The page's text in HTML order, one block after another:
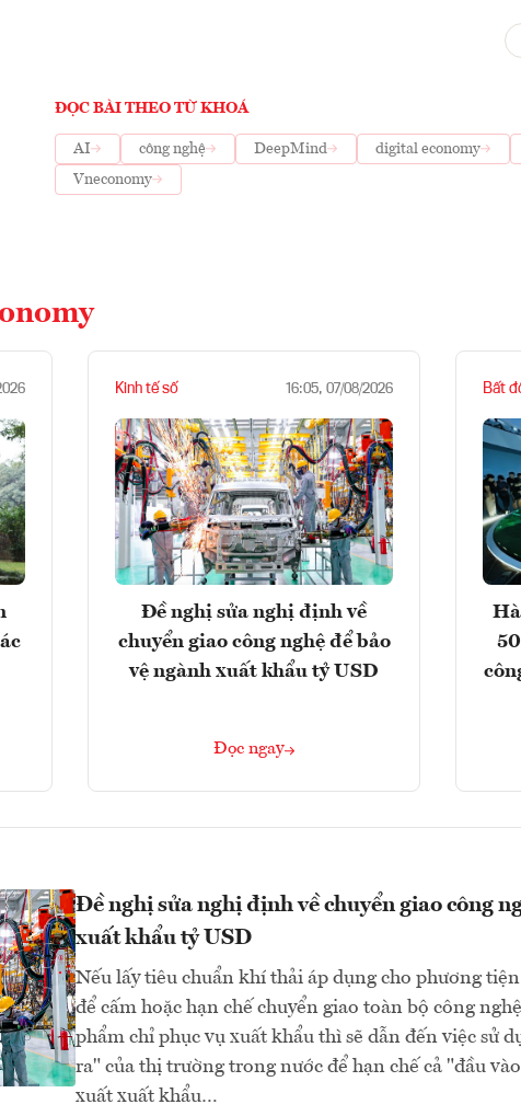
ĐỌC BÀI THEO TỪ KHOÁ
AI công nghệ DeepMind digital economy
Vneconomy
Kinh tế số 16:05, 07/08/2026
Đề nghị sửa nghị định về
chuyển giao công nghệ để bảo
vệ ngành xuất khẩu tỷ USD
Đọc ngay
Bất
Đề nghị sửa nghị định về chuyển giao công
xuất khẩu tỷ USD
Nếu lấy tiêu chuẩn khí thải áp dụng cho phương
để cấm hoặc hạn chế chuyển giao toàn bộ công
phẩm chỉ phục vụ xuất khẩu thì sẽ dẫn đến việc sử
ra" của thị trường trong nước để hạn chế cả "đầu
xuất xuất khẩu…